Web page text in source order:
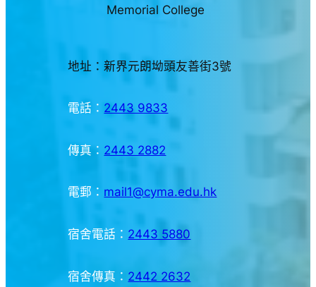
Memorial College
地址：新界元朗坳頭友善街3號
電話： 2443 9833
傳真： 2443 2882
電郵： mail1@cyma.edu.hk
宿舍電話： 2443 5880
宿舍傳真： 2442 2632